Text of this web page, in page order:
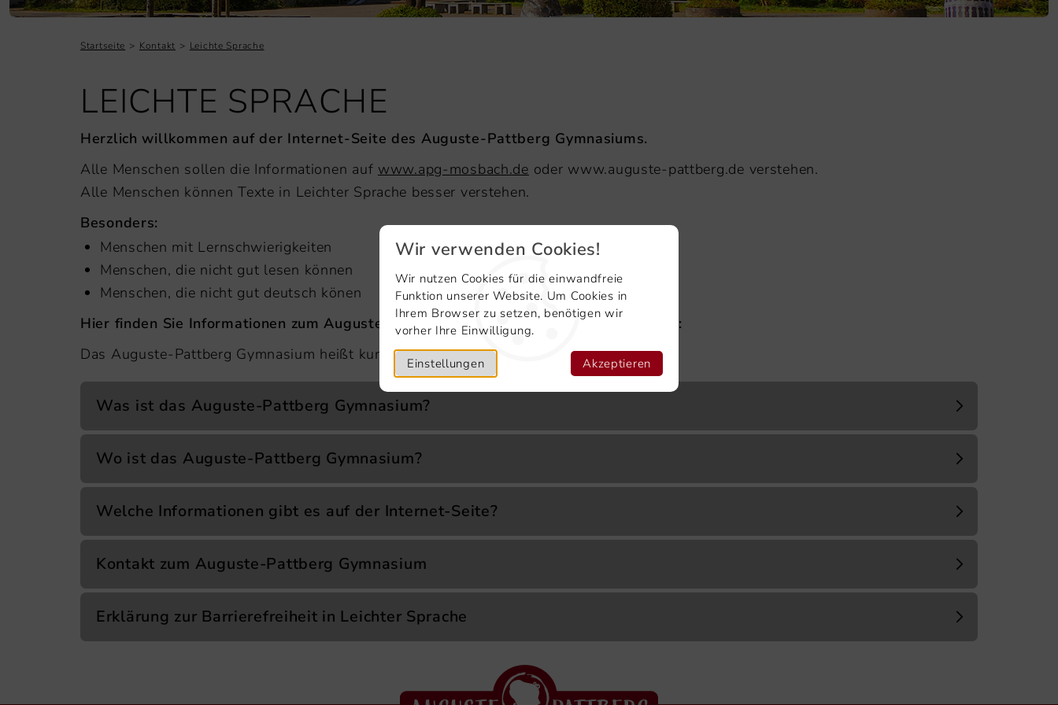
Wir verwenden Cookies!
Wir nutzen Cookies für die einwandfreie
Funktion unserer Website. Um Cookies in
Ihrem Browser zu setzen, benötigen wir
vorher Ihre Einwilligung.
Einstellungen Akzeptieren
Startseite Kontakt Leichte Sprache
LEICHTE SPRACHE
Herzlich willkommen auf der Internet-Seite des Auguste-Pattberg Gymnasiums.
Alle Menschen sollen die Informationen auf www.apg-mosbach.de oder www.auguste-pattberg.de verstehen.
Alle Menschen können Texte in Leichter Sprache besser verstehen.
Besonders:
Menschen mit Lernschwierigkeiten
Menschen, die nicht gut lesen können
Menschen, die nicht gut deutsch könen
Hier finden Sie Informationen zum Auguste-Pattberg Gymnasium in Leichter Sprache:
Das Auguste-Pattberg Gymnasium heißt kurz:APG
Was ist das Auguste-Pattberg Gymnasium?
Wo ist das Auguste-Pattberg Gymnasium?
Welche Informationen gibt es auf der Internet-Seite?
Kontakt zum Auguste-Pattberg Gymnasium
Erklärung zur Barrierefreiheit in Leichter Sprache